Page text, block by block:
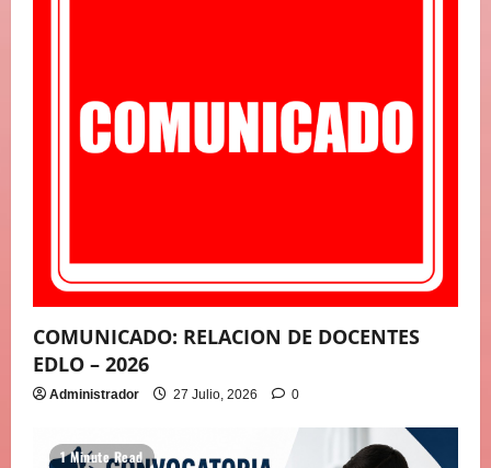
COMUNICADO: RELACION DE DOCENTES
EDLO – 2026
Administrador 27 Julio, 2026 0
1 Minute Read